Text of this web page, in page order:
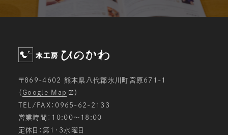
〒869-4602 熊本県八代郡氷川町宮原671-1
（ Google Map
）
TEL/FAX：0965-62-2133
営業時間：10:00〜18:00
定休日：第1・3水曜日